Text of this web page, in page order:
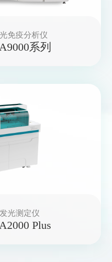
免疫分析仪
系列
光测定仪
Plus